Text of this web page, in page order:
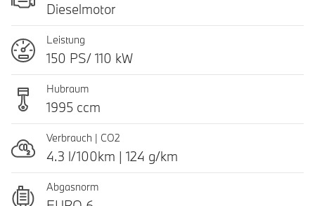
Dieselmotor
Leistung
150 PS/ 110 kW
Hubraum
1995 ccm
Verbrauch | CO2
4.3 l/100km | 124 g/km
Abgasnorm